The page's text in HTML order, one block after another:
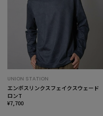
UNION STATION
エンボスリンクスフェイクスウェード
ロンT
¥7,700